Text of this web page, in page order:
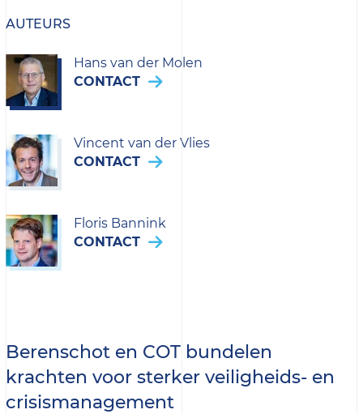
AUTEURS
Hans van der Molen
CONTACT
Vincent van der Vlies
CONTACT
Floris Bannink
CONTACT
Berenschot en COT bundelen
krachten voor sterker veiligheids- en
crisismanagement